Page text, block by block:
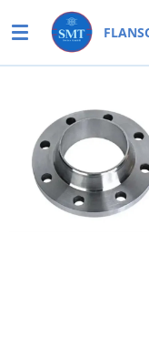
Hauptinhalt
springen